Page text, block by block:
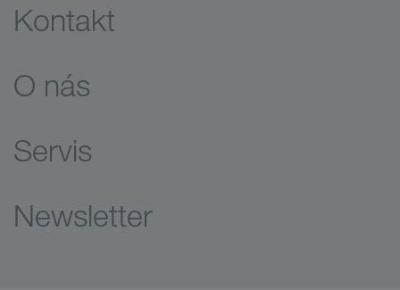
Kontakt
O nás
Servis
Newsletter